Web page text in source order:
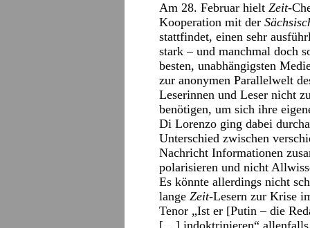
Am 28. Februar hielt Zeit-
Kooperation mit der
stattfindet, einen sehr
stark – und manchmal doch
besten, unabhängigsten
zur anonymen Parallelwelt
Leserinnen und Leser nicht
benötigen, um sich ihre
Di Lorenzo ging dabei
Unterschied zwischen
Nachricht Informationen
polarisieren und nicht
Es könnte allerdings nicht
lange Zeit-Lesern zur Krise
Tenor „Ist er [Putin – die
[…] indoktrinieren“ allenfalls